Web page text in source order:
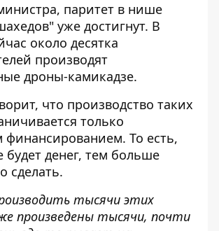
паритет в нише
уже достигнут. В
около десятка
производят
дроны-камикадзе.
что производство таких
только
То есть,
денег, тем больше
сделать.
тысячи этих
произведены тысячи, почти